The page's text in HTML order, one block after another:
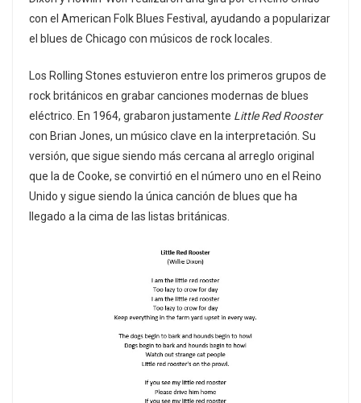
con el American Folk Blues Festival, ayudando a popularizar
el blues de Chicago con músicos de rock locales.
Los Rolling Stones estuvieron entre los primeros grupos de
rock británicos en grabar canciones modernas de blues
eléctrico. En 1964, grabaron justamente Little Red Rooster
con Brian Jones, un músico clave en la interpretación. Su
versión, que sigue siendo más cercana al arreglo original
que la de Cooke, se convirtió en el número uno en el Reino
Unido y sigue siendo la única canción de blues que ha
llegado a la cima de las listas británicas.